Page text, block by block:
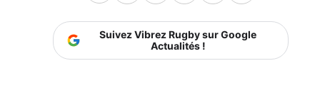
Suivez Vibrez Rugby sur Google
Actualités !